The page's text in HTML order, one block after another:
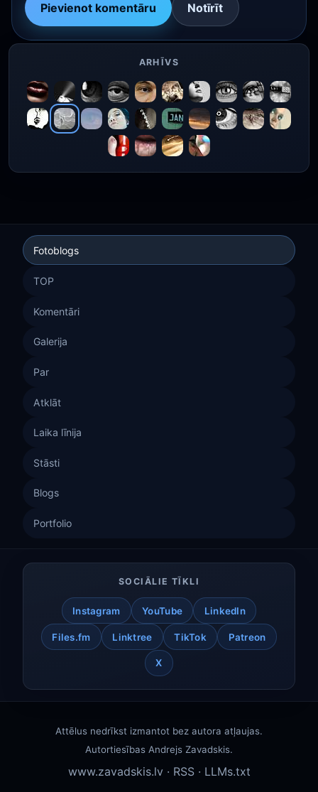
Pievienot komentāru Notīrīt
ARHĪVS
Fotoblogs
TOP
Komentāri
Galerija
Par
Atklāt
Laika līnija
Stāsti
Blogs
Portfolio
SOCIĀLIE TĪKLI
Instagram YouTube LinkedIn
Files.fm Linktree TikTok Patreon
X
Attēlus nedrīkst izmantot bez autora atļaujas.
Autortiesības Andrejs Zavadskis.
www.zavadskis.lv · RSS · LLMs.txt